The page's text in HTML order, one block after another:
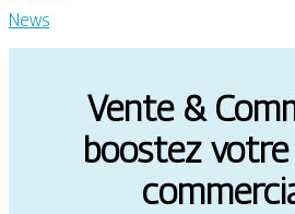
News
Vente &
boostez